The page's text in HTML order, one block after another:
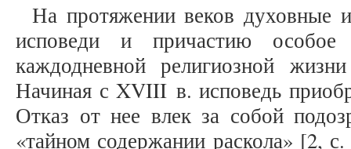
На протяжении веков духовные
исповеди и причастию особое
каждодневной религиозной
Начиная с XVIII в. исповедь
Отказ от нее влек за собой
«тайном содержании раскола» [2,